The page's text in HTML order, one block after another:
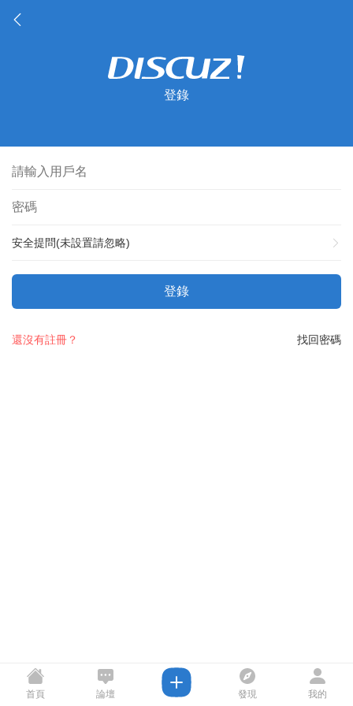
登錄
安全提問(未設置請忽略)
登錄
找回密碼
還沒有註冊？
首頁 論壇 發現 我的